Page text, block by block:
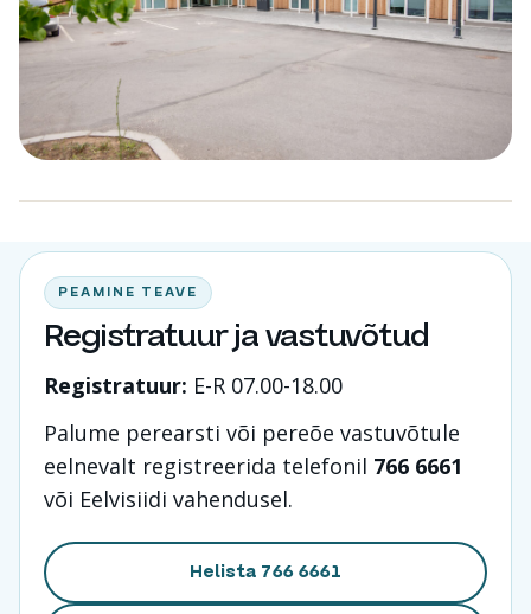
PEAMINE TEAVE
Registratuur ja vastuvõtud
Registratuur: E-R 07.00-18.00
Palume perearsti või pereõe vastuvõtule
eelnevalt registreerida telefonil 766 6661
või Eelvisiidi vahendusel.
Helista 766 6661